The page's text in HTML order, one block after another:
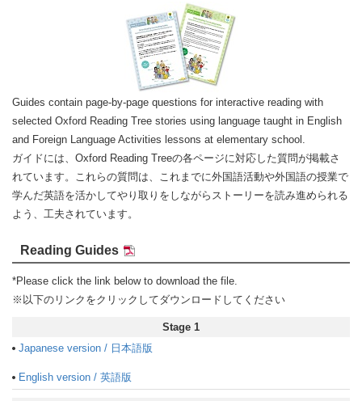
Guides contain page-by-page questions for interactive reading with
selected Oxford Reading Tree stories using language taught in English
and Foreign Language Activities lessons at elementary school.
ガイドには、Oxford Reading Treeの各ページに対応した質問が掲載さ
れています。これらの質問は、これまでに外国語活動や外国語の授業で
学んだ英語を活かしてやり取りをしながらストーリーを読み進められる
よう、工夫されています。
Reading Guides
*Please click the link below to download the file.
※以下のリンクをクリックしてダウンロードしてください
Stage 1
Japanese version / 日本語版
English version / 英語版